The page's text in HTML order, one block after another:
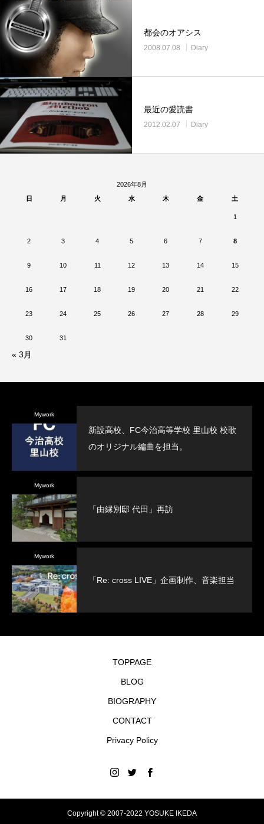
都会のオアシス
2008.07.08 Diary
最近の愛読書
2012.02.07 Diary
2026年8月
日
月 火 水 木 金 土
1
2 3 4 5 6 7 8
9 10 11 12 13 14 15
16 17 18 19 20 21 22
23 24 25 26 27 28 29
30 31
« 3月
Mywork
新設高校、FC今治高等学校 里山校 校歌
のオリジナル編曲を担当。
Mywork
「由縁別邸 代田」再訪
Mywork
「Re: cross LIVE」企画制作、音楽担当
TOPPAGE
BLOG
BIOGRAPHY
CONTACT
Privacy Policy
Copyright © 2007-2022 YOSUKE IKEDA